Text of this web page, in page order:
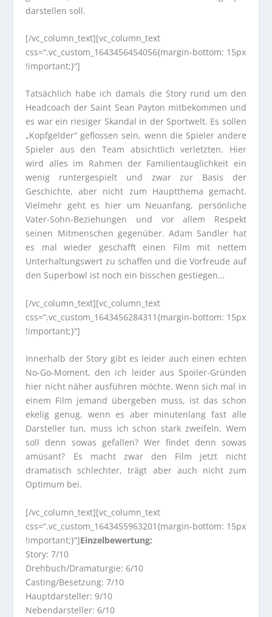
darstellen soll.
[/vc_column_text][vc_column_text
css=“.vc_custom_1643456454056{margin-bottom: 15px
!important;}“]
Tatsächlich habe ich damals die Story rund um den
Headcoach der Saint Sean Payton mitbekommen und
es war ein riesiger Skandal in der Sportwelt. Es sollen
„Kopfgelder“ geflossen sein, wenn die Spieler andere
Spieler aus den Team absichtlich verletzten. Hier
wird alles im Rahmen der Familientauglichkeit ein
wenig runtergespielt und zwar zur Basis der
Geschichte, aber nicht zum Hauptthema gemacht.
Vielmehr geht es hier um Neuanfang, persönliche
Vater-Sohn-Beziehungen und vor allem Respekt
seinen Mitmenschen gegenüber. Adam Sandler hat
es mal wieder geschafft einen Film mit nettem
Unterhaltungswert zu schaffen und die Vorfreude auf
den Superbowl ist noch ein bisschen gestiegen…
[/vc_column_text][vc_column_text
css=“.vc_custom_1643456284311{margin-bottom: 15px
!important;}“]
Innerhalb der Story gibt es leider auch einen echten
No-Go-Moment, den ich leider aus Spoiler-Gründen
hier nicht näher ausführen möchte. Wenn sich mal in
einem Film jemand übergeben muss, ist das schon
ekelig genug, wenn es aber minutenlang fast alle
Darsteller tun, muss ich schon stark zweifeln. Wem
soll denn sowas gefallen? Wer findet denn sowas
amüsant? Es macht zwar den Film jetzt nicht
dramatisch schlechter, trägt aber auch nicht zum
Optimum bei.
[/vc_column_text][vc_column_text
css=“.vc_custom_1643455963201{margin-bottom: 15px
!important;}“]Einzelbewertung:
Story: 7/10
Drehbuch/Dramaturgie: 6/10
Casting/Besetzung: 7/10
Hauptdarsteller: 9/10
Nebendarsteller: 6/10